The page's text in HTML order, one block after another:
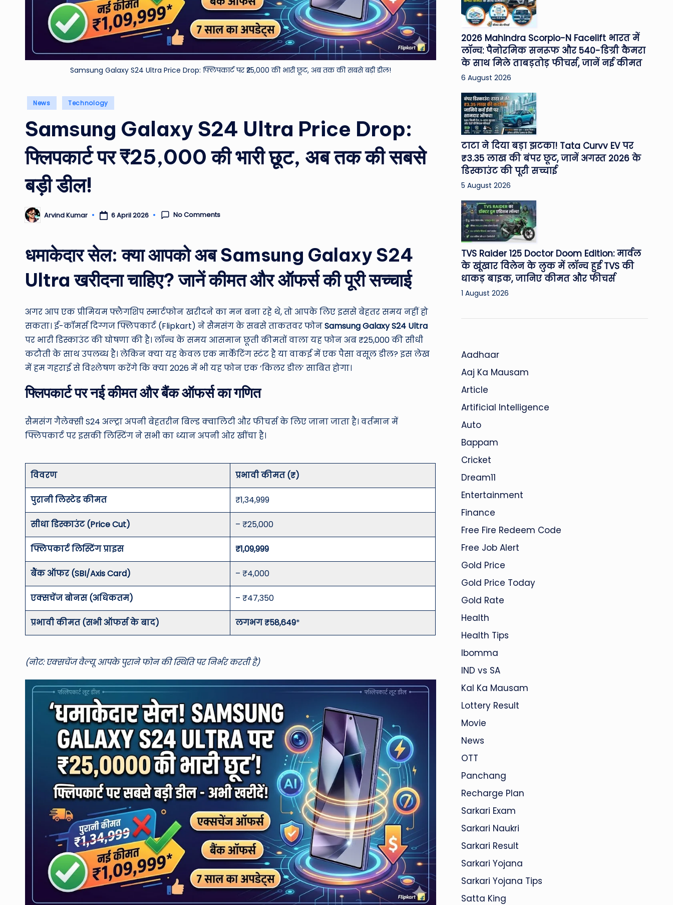
&
M
o
vi
N
e
w
u
n
d
T
h
e
W
rl
Samsung Galaxy S24 Ultra Price Drop: फ्लिपकार्ट पर ₹25,000 की भारी छूट, अब तक की सबसे बड़ी डील!
Posted
News Technology
Samsung Galaxy S24 Ultra Price Drop:
फ्लिपकार्ट पर ₹25,000 की भारी छूट, अब तक की सबसे
बड़ी डील!
Posted
by
Arvind Kumar 6 April 2026 No Comments
धमाकेदार सेल: क्या आपको अब Samsung Galaxy S24
Ultra खरीदना चाहिए? जानें कीमत और ऑफर्स की पूरी सच्चाई
अगर आप एक प्रीमियम फ्लैगशिप स्मार्टफोन खरीदने का मन बना रहे थे, तो आपके लिए इससे बेहतर समय नहीं हो
सकता। ई-कॉमर्स दिग्गज फ्लिपकार्ट (Flipkart) ने सैमसंग के सबसे ताकतवर फोनSamsung Galaxy S24 Ultra
पर भारी डिस्काउंट की घोषणा की है। लॉन्च के समय आसमान छूती कीमतों वाला यह फोन अब ₹25,000 की सीधी
कटौती के साथ उपलब्ध है। लेकिन क्या यह केवल एक मार्केटिंग स्टंट है या वाकई में एक पैसा वसूल डील? इस लेख
में हम गहराई से विश्लेषण करेंगे कि क्या 2026 में भी यह फोन एक ‘किलर डील’ साबित होगा।
फ्लिपकार्ट पर नई कीमत और बैंक ऑफर्स का गणित
सैमसंग गैलेक्सी S24 अल्ट्रा अपनी बेहतरीन बिल्ड क्वालिटी और फीचर्स के लिए जाना जाता है। वर्तमान में
फ्लिपकार्ट पर इसकी लिस्टिंग ने सभी का ध्यान अपनी ओर खींचा है।
विवरण प्रभावी कीमत (₹)
पुरानी लिस्टेड कीमत ₹1,34,999
सीधा डिस्काउंट (Price Cut) – ₹25,000
फ्लिपकार्ट लिस्टिंग प्राइस ₹1,09,999
बैंक ऑफर (SBI/Axis Card) – ₹4,000
एक्सचेंज बोनस (अधिकतम) – ₹47,350
प्रभावी कीमत (सभी ऑफर्स के बाद) लगभग ₹58,649*
(नोट: एक्सचेंज वैल्यू आपके पुराने फोन की स्थिति पर निर्भर करती है)
2026 Mahindra Scorpio-N Facelift भारत में
लॉन्च: पैनोरमिक सनरूफ और 540-डिग्री कैमरा
के साथ मिले ताबड़तोड़ फीचर्स, जानें नई कीमत
6 August 2026
टाटा ने दिया बड़ा झटका! Tata Curvv EV पर
₹3.35 लाख की बंपर छूट, जानें अगस्त 2026 के
डिस्काउंट की पूरी सच्चाई
5 August 2026
TVS Raider 125 Doctor Doom Edition: मार्वल
के खूंखार विलेन के लुक में लॉन्च हुई TVS की
धाकड़ बाइक, जानिए कीमत और फीचर्स
1 August 2026
Aadhaar
Aaj Ka Mausam
Article
Artificial Intelligence
Auto
Bappam
Cricket
Dream11
Entertainment
Finance
Free Fire Redeem Code
Free Job Alert
Gold Price
Gold Price Today
Gold Rate
Health
Health Tips
Ibomma
IND vs SA
Kal Ka Mausam
Lottery Result
Movie
News
OTT
Panchang
Recharge Plan
Sarkari Exam
Sarkari Naukri
Sarkari Result
Sarkari Yojana
Sarkari Yojana Tips
Satta King